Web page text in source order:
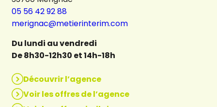
05 56 42 92 88
merignac@metierinterim.com
Du lundi au vendredi
De 8h30-12h30 et 14h-18h
Découvrir l’agence
Voir les offres de l’agence